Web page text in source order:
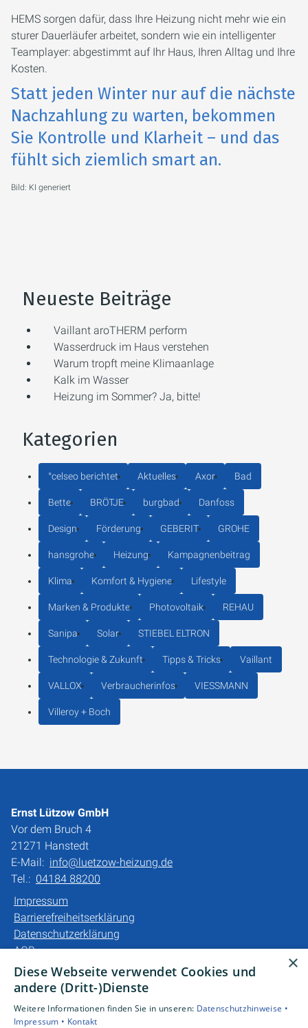
HEMS sorgen dafür, dass Ihre Heizung nicht mehr wie ein
sturer Dauerläufer arbeitet, sondern wie ein intelligenter
Teamplayer: abgestimmt auf Ihr Haus, Ihren Alltag und Ihre
Kosten.
Statt jeden Winter nur auf die nächste
Nachzahlung zu warten, bekommen
Sie Kontrolle und Klarheit – und das
fühlt sich ziemlich smart an.
Bild: KI generiert
Neueste Beiträge
Vaillant aroTHERM perform
Wasserdruck im Haus verstehen
Warum tropft meine Klimaanlage
Kalk im Wasser
Heizung im Sommer? Ja, bitte!
Kategorien
°celseo berichtet Aktuelles Axor Bad
Bette BRÖTJE burgbad Danfoss
Design Förderung GEBERIT GROHE
hansgrohe Heizung Kampagnenbeitrag
Klima Komfort & Hygiene Lifestyle
Marken & Produkte Photovoltaik REHAU
Sanipa Solar STIEBEL ELTRON
Technologie & Zukunft Tipps & Tricks Vaillant
VALLOX Verbraucherinfos VIESSMANN
Villeroy + Boch
Ernst Lützow GmbH
Vor dem Bruch 4
21271 Hanstedt
E-Mail: info@luetzow-heizung.de
Tel.: 04184 88200
Impressum
Barrierefreiheitserklärung
Datenschutzerklärung
AGB
Unsere Bereiche
Gewerbekunden
×
Diese Webseite verwendet Cookies und
andere (Dritt-)Dienste
Weitere Informationen finden Sie in unseren: Datenschutzhinweise •
Impressum • Kontakt